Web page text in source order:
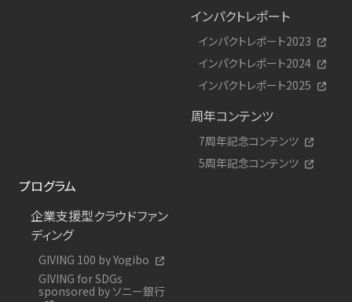
インパクトレポート
インパクトレポート2023
インパクトレポート2024
インパクトレポート2025
周年コンテンツ
7周年記念コンテンツ
5周年記念コンテンツ
プログラム
企業支援型クラウドファン
ディング
GIVING 100 by Yogibo
GIVING for SDGs
sponsored by ソニー銀行